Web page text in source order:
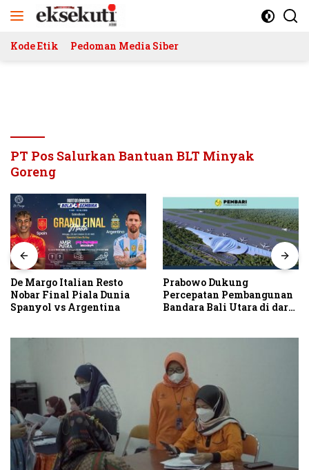
Kode Etik Pedoman Media Siber
PT Pos Salurkan Bantuan BLT Minyak
Goreng
De Margo Italian Resto
Nobar Final Piala Dunia
Spanyol vs Argentina
Prabowo Dukung
Percepatan Pembangunan
Bandara Bali Utara di darat